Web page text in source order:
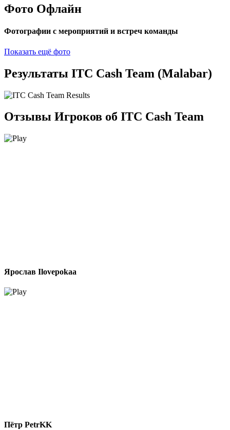
Фото Офлайн
Фотографии с мероприятий и встреч команды
Показать ещё фото
Результаты ITC Cash Team (Malabar)
Отзывы Игроков об ITC Cash Team
Ярослав Ilovepokaa
Пётр PetrKK